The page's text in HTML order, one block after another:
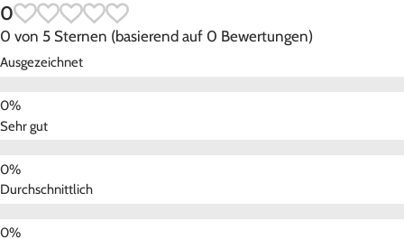
0
0 von 5 Sternen (basierend auf 0 Bewertungen)
Ausgezeichnet
Sehr gut
Durchschnittlich